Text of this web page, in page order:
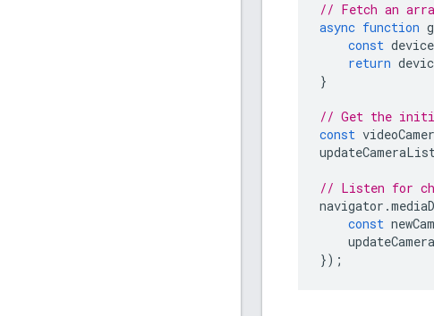
// Fetch an
async function
const
return
}
// Get the
const
// Listen for
navigator .
const
});